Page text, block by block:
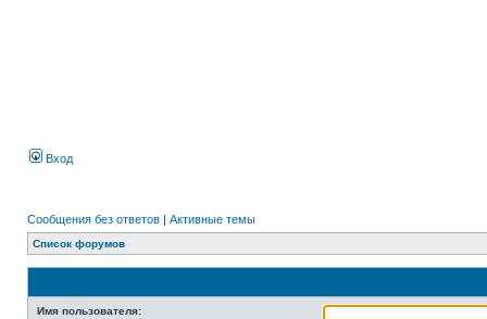
Вход
Сообщения без ответов | Активные темы
Список форумов
Имя пользователя: